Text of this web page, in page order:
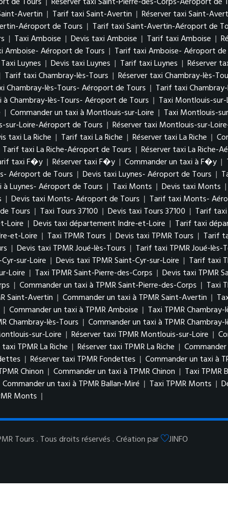
Avertin | Tarif taxi Saint-Avertin | Réserver taxi Saint-
Aéroport de Tours | Tarif taxi Saint-Avertin-Aéroport de
| Taxi Amboise | Devis taxi Amboise | Tarif taxi Amboise |
Amboise- Aéroport de Tours | Tarif taxi Amboise- Aéroport de
Taxi Luynes | Devis taxi Luynes | Tarif taxi Luynes | Réserver
Tarif taxi Chambray-lès-Tours | Réserver taxi Chambray-lès-
Chambray-lès-Tours- Aéroport de Tours | Tarif taxi
Chambray-lès-Tours- Aéroport de Tours | Taxi Montlouis-sur-
| Commander un taxi à Montlouis-sur-Loire | Taxi Montlouis-
Loire-Aéroport de Tours | Réserver taxi Montlouis-sur-
taxi La Riche | Tarif taxi La Riche | Réserver taxi La Riche |
Tarif taxi La Riche-Aéroport de Tours | Réserver taxi La Riche-
taxi F�y | Réserver taxi F�y | Commander un taxi à F�y |
Aéroport de Tours | Devis taxi Luynes- Aéroport de Tours |
Luynes- Aéroport de Tours | Taxi Monts | Devis taxi Monts |
| Devis taxi Monts- Aéroport de Tours | Tarif taxi Monts-
Tours | Taxi Tours 37100 | Devis taxi Tours 37100 | Tarif taxi
Loire | Devis taxi département Indre-et-Loire | Tarif taxi
et-Loire | Taxi TPMR Tours | Devis taxi TPMR Tours | Tarif
| Devis taxi TPMR Joué-lès-Tours | Tarif taxi TPMR Joué-lès-
sur-Loire | Devis taxi TPMR Saint-Cyr-sur-Loire | Tarif taxi
Loire | Taxi TPMR Saint-Pierre-des-Corps | Devis taxi TPMR
| Commander un taxi à TPMR Saint-Pierre-des-Corps | Taxi
Saint-Avertin | Commander un taxi à TPMR Saint-Avertin |
| Commander un taxi à TPMR Amboise | Taxi TPMR Chambray-
Chambray-lès-Tours | Commander un taxi à TPMR Chambray-
sur-Loire | Réserver taxi TPMR Montlouis-sur-Loire |
TPMR La Riche | Réserver taxi TPMR La Riche |
| Réserver taxi TPMR Fondettes | Commander un taxi à
Chinon | Commander un taxi à TPMR Chinon | Taxi TPMR
Commander un taxi à TPMR Ballan-Miré | Taxi TPMR Monts |
Monts |
Tours . Tous droits réservés . Création par JINFO